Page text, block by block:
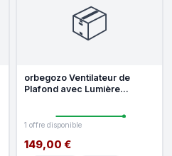
📦
orbegozo Ventilateur de
Plafond avec Lumière
1 offre disponible
149,00 €